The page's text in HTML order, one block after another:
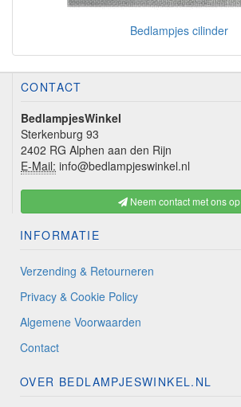
Bedlampjes cilinder
CONTACT
BedlampjesWinkel
Sterkenburg 93
2402 RG Alphen aan den Rijn
E-Mail: info@bedlampjeswinkel.nl
Neem contact met ons op
INFORMATIE
Verzending & Retourneren
Privacy & Cookie Policy
Algemene Voorwaarden
Contact
OVER BEDLAMPJESWINKEL.NL